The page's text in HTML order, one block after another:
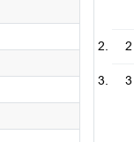
2
3